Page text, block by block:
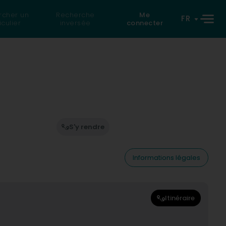
un
Recherche
inversée
Me
connecter
FR
S'y rendre
Informations légales
Itinéraire